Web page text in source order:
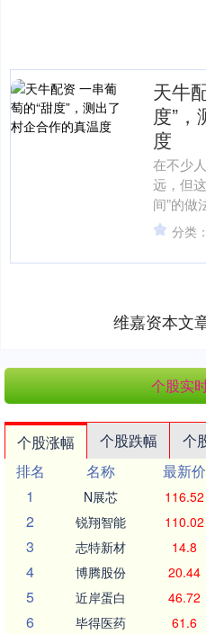
天牛
度”
度
在不少
远，但
间”的做
起，让
到身边
分类
维嘉资本文
个股实
个股涨幅 个股跌幅 个
排名
名称 最新价
1
N展芯 116.52
2 锐翔智能 110.02
3 志特新材 14.8
4 博腾股份 20.44
5 近岸蛋白 46.72
6 毕得医药 61.6